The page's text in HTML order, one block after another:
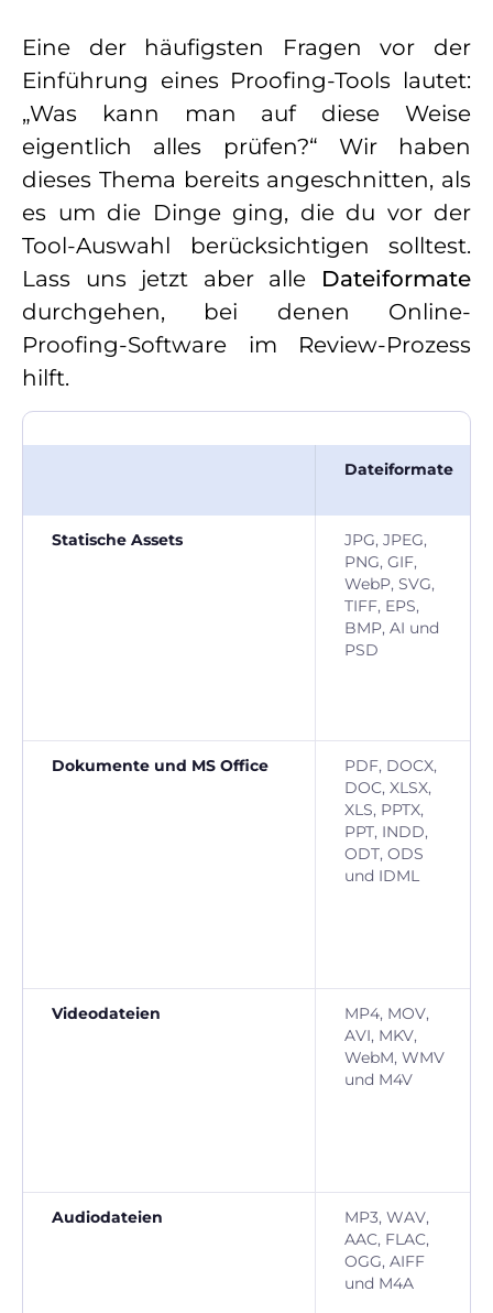
Eine der häufigsten Fragen vor der
Einführung eines Proofing-Tools lautet:
„Was kann man auf diese Weise
eigentlich alles prüfen?“ Wir haben
dieses Thema bereits angeschnitten, als
es um die Dinge ging, die du vor der
Tool-Auswahl berücksichtigen solltest.
Lass uns jetzt aber alle Dateiformate
durchgehen, bei denen Online-
Proofing-Software im Review-Prozess
hilft.
Dateiformate
Statische Assets
JPG, JPEG,
PNG, GIF,
WebP, SVG,
TIFF, EPS,
BMP, AI und
PSD
Dokumente und MS Office
PDF, DOCX,
DOC, XLSX,
XLS, PPTX,
PPT, INDD,
ODT, ODS
und IDML
Videodateien
MP4, MOV,
AVI, MKV,
WebM, WMV
und M4V
Audiodateien
MP3, WAV,
AAC, FLAC,
OGG, AIFF
und M4A